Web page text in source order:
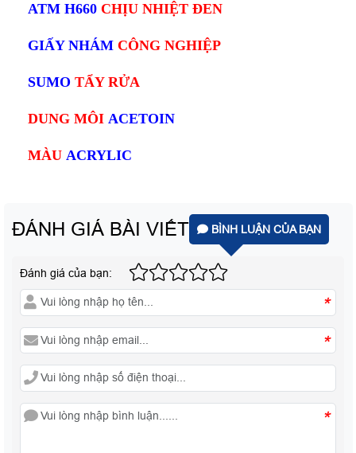
ATM H660 CHỊU NHIỆT ĐEN
GIẤY NHÁM CÔNG NGHIỆP
SUMO TẨY RỬA
DUNG MÔI ACETOIN
MÀU ACRYLIC
ĐÁNH GIÁ BÀI VIẾT BÌNH LUẬN CỦA BẠN
Đánh giá của bạn:
*
*
*